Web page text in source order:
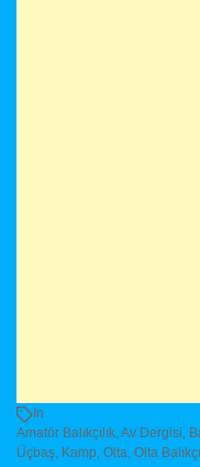
In
Amatör Balıkçılık,Av Dergisi,
Üçbaş, Kamp, Olta, Olta